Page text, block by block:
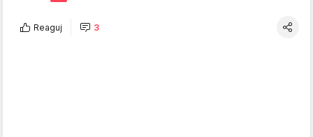
Reaguj 3